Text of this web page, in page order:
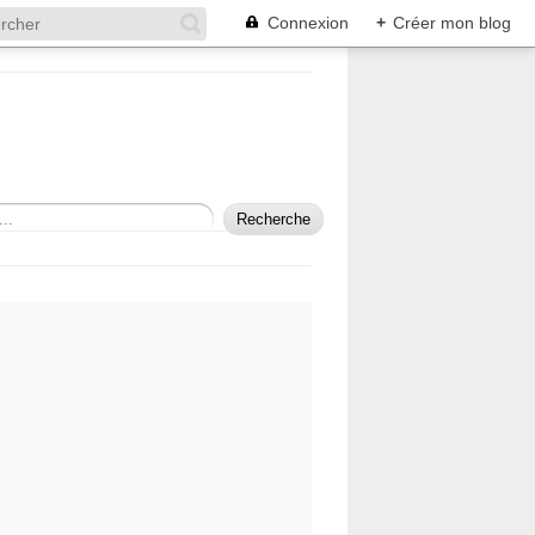
Connexion + Créer mon blog